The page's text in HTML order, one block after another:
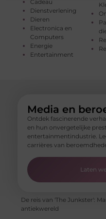
Cadeau
Dienstverlening
Dieren
Electronica en
Computers
Energie
Entertainment
Media en
Ontdek fascinerende
en hun onvergetelijke
entertainmentindustrie.
carrières van
Laten
De reis van 'The Junkster':
antiekwereld